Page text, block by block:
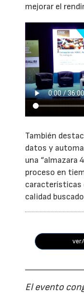
mejorar el
También
datos y
una “almazara
proceso en
características
calidad
El evento